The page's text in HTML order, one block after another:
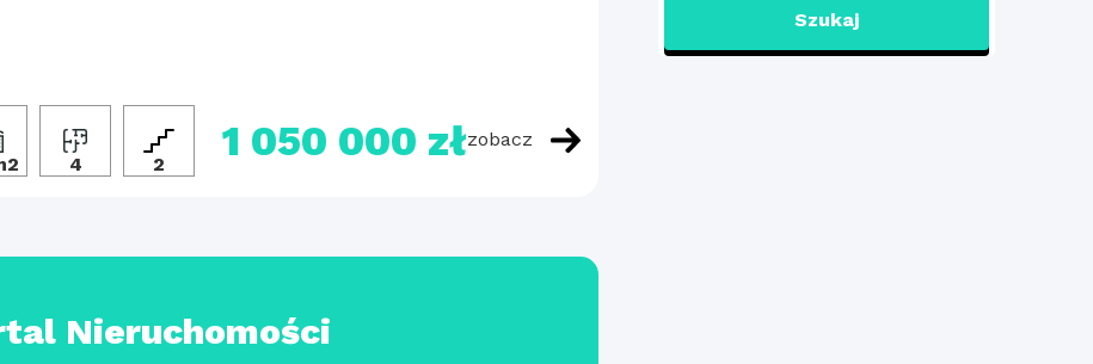
4 2 1 050 000 złzobacz
Nieruchomości
Szukaj